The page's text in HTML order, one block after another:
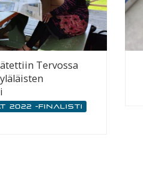
Tervossa
2022 -finalisti